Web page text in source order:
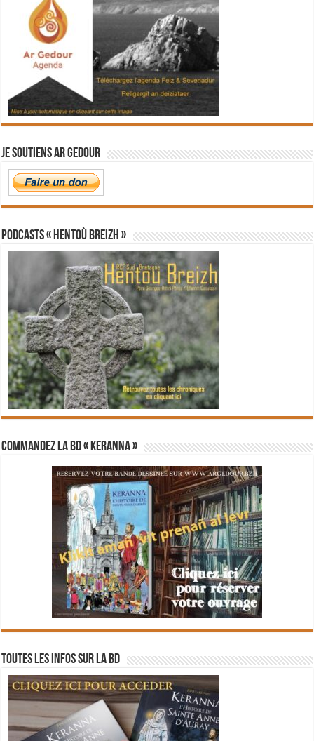
Je soutiens Ar Gedour
PODCASTS « Hentoù Breizh »
Commandez la BD « Keranna »
Toutes les infos sur la BD